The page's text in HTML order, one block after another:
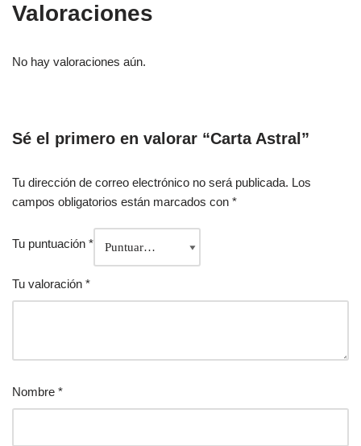
Valoraciones
No hay valoraciones aún.
Sé el primero en valorar “Carta Astral”
Tu dirección de correo electrónico no será publicada. Los
campos obligatorios están marcados con *
Tu puntuación *
Tu valoración *
Nombre *